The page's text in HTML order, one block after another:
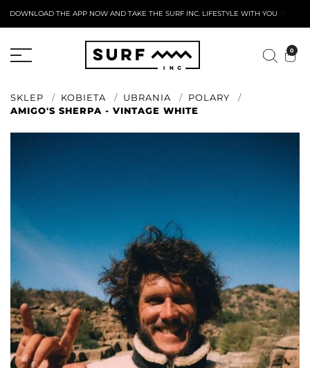
DOWNLOAD THE APP NOW AND TAKE THE SURF INC. LIFESTYLE WITH YOU 🤍
0
SKLEP KOBIETA UBRANIA
POLARY
AMIGO'S SHERPA - VINTAGE WHITE
Poprzedni
AKTYWNY FORMULARZ ZWROTU